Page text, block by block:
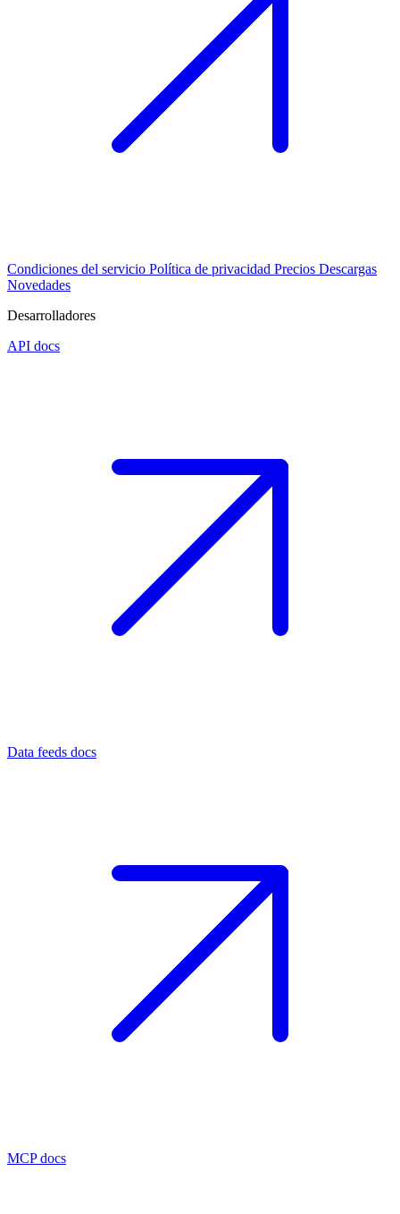
Condiciones del servicio Política de privacidad Precios Descargas
Novedades
Desarrolladores
API docs
Data feeds docs
MCP docs